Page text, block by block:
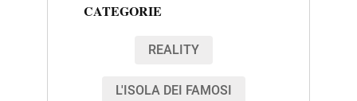
CATEGORIE
REALITY
L'ISOLA DEI FAMOSI